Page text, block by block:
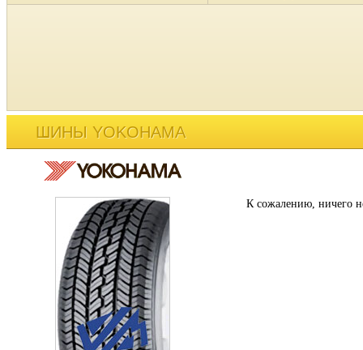
ШИНЫ YOKOHAMA
К сожалению, ничего